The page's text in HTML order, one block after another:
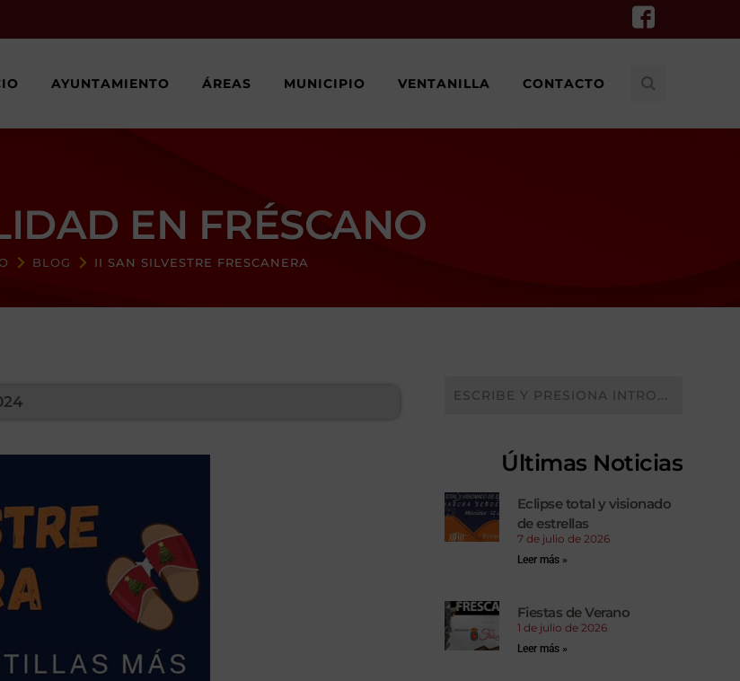
AYUNTAMIENTO ÁREAS MUNICIPIO VENTANILLA CONTACTO
EN FRÉSCANO
BLOG II SAN SILVESTRE FRESCANERA
Últimas Noticias
Eclipse total y visionado
de estrellas
7 de julio de 2026
Leer más »
Fiestas de Verano
1 de julio de 2026
Leer más »